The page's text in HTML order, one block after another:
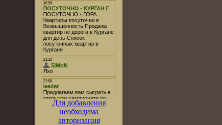
Для добавления
необходима
авторизация